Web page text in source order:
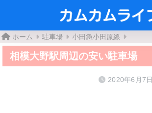
ホーム 駐車場 小田急小田原線
相模大野駅周辺の安い駐車場
2020年6月7日